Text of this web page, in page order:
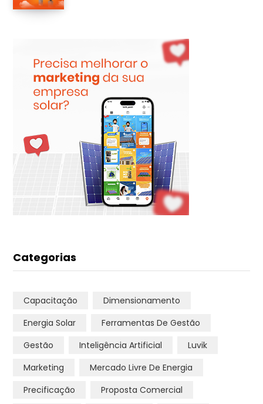
Categorias
Capacitação
Dimensionamento
Energia Solar
Ferramentas De Gestão
Gestão
Inteligência Artificial
Luvik
Marketing
Mercado Livre De Energia
Precificação
Proposta Comercial